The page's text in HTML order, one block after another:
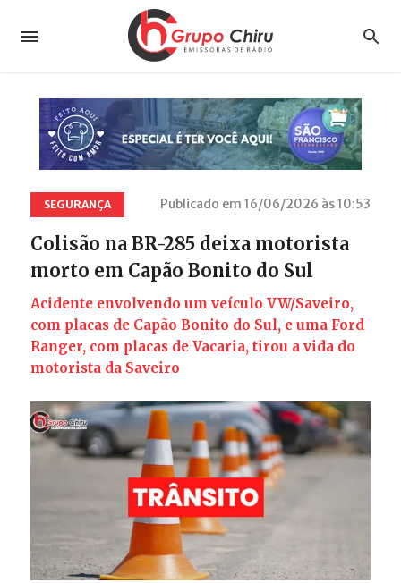
SEGURANÇA Publicado em 16/06/2026 às 10:53
Colisão na BR-285 deixa motorista
morto em Capão Bonito do Sul
Acidente envolvendo um veículo VW/Saveiro,
com placas de Capão Bonito do Sul, e uma Ford
Ranger, com placas de Vacaria, tirou a vida do
motorista da Saveiro